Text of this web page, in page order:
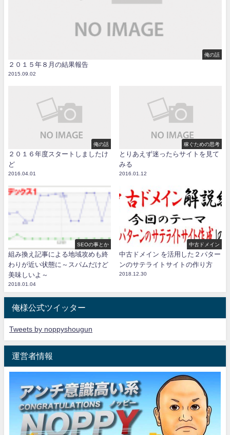
俺の話
２０１５年８月の結果報告
2015.09.02
俺の話
２０１６年度スタートしましたけ
ど
2016.04.01
稼ぐための思考
とりあえず迷ったらサイトを見て
みる
2016.01.12
SEOの事とか
組み換え記事による地域攻めも終
わりが近い状態に～スパムだけど
美味しいよ～
2018.01.04
中古ドメイン
中古ドメイン を活用した２パター
ンのサテライトサイトの作り方
2018.12.30
俺様公式ツイッター
Tweets by noppyshougun
運営者情報